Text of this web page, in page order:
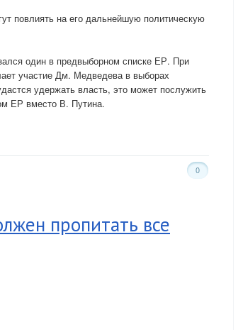
повлиять на его дальнейшую политическую
один в предвыборном списке ЕР. При
участие Дм. Медведева в выборах
удержать власть, это может послужить
ЕР вместо В. Путина.
0
пропитать все